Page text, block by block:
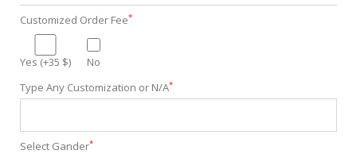
Customized Order Fee*
Yes (+35 $)
No
Type Any Customization or N/A*
Select Gander*